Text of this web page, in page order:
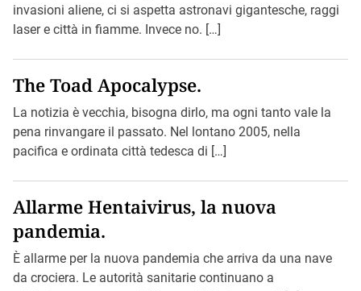
invasioni aliene, ci si aspetta astronavi gigantesche, raggi
laser e città in fiamme. Invece no. […]
The Toad Apocalypse.
La notizia è vecchia, bisogna dirlo, ma ogni tanto vale la
pena rinvangare il passato. Nel lontano 2005, nella
pacifica e ordinata città tedesca di […]
Allarme Hentaivirus, la nuova
pandemia.
È allarme per la nuova pandemia che arriva da una nave
da crociera. Le autorità sanitarie continuano a